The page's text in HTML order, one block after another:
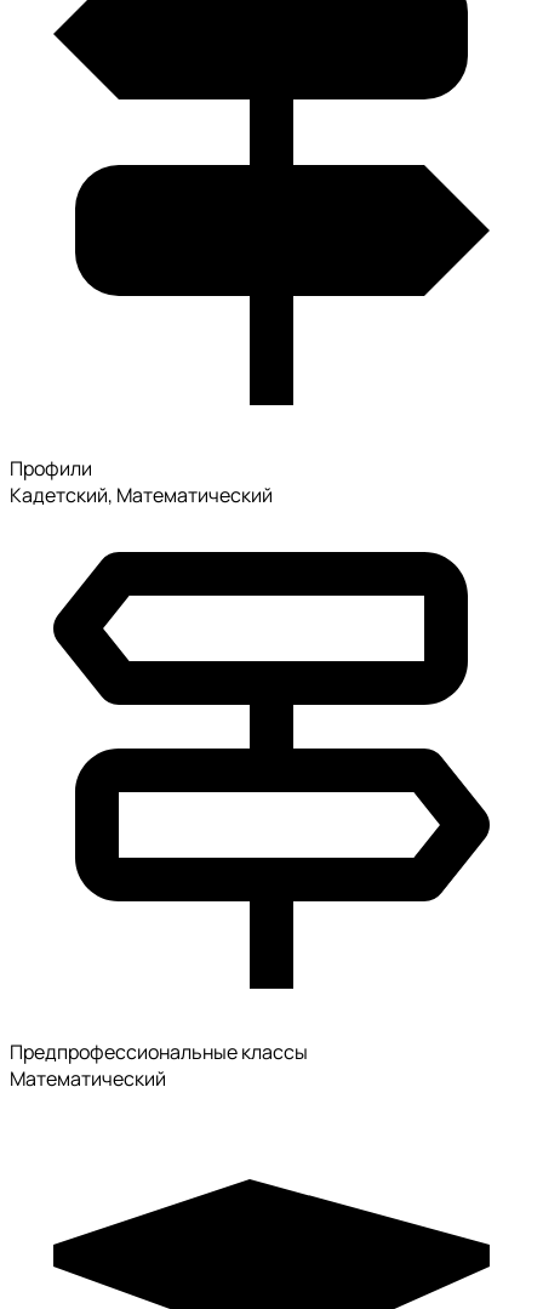
Профили
Кадетский, Математический
Предпрофессиональные классы
Математический